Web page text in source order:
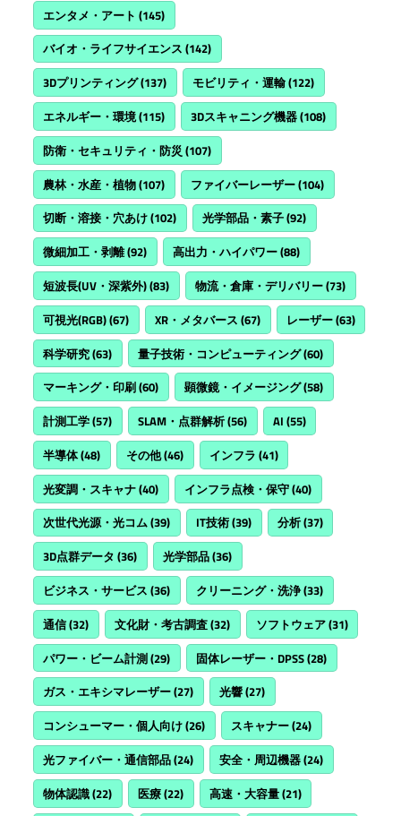
エンタメ・アート (145)
バイオ・ライフサイエンス (142)
3Dプリンティング(137) モビリティ・運輸(122)
エネルギー・環境(115) 3Dスキャニング機器(108)
防衛・セキュリティ・防災 (107)
農林・水産・植物(107) ファイバーレーザー(104)
切断・溶接・穴あけ(102) 光学部品・素子(92)
微細加工・剥離(92) 高出力・ハイパワー(88)
短波長(UV・深紫外)(83) 物流・倉庫・デリバリー(73)
可視光(RGB)(67) XR・メタバース (67) レーザー(63)
科学研究(63) 量子技術・コンピューティング(60)
マーキング・印刷(60) 顕微鏡・イメージング(58)
計測工学(57) SLAM・点群解析(56) AI (55)
半導体(48) その他(46) インフラ (41)
光変調・スキャナ(40) インフラ点検・保守(40)
次世代光源・光コム(39) IT技術(39) 分析(37)
3D点群データ (36) 光学部品(36)
ビジネス・サービス (36) クリーニング・洗浄(33)
通信(32) 文化財・考古調査(32) ソフトウェア(31)
パワー・ビーム計測(29) 固体レーザー・DPSS(28)
ガス・エキシマレーザー(27) 光響(27)
コンシューマー・個人向け(26) スキャナー(24)
光ファイバー・通信部品(24) 安全・周辺機器(24)
物体認識(22) 医療(22) 高速・大容量(21)